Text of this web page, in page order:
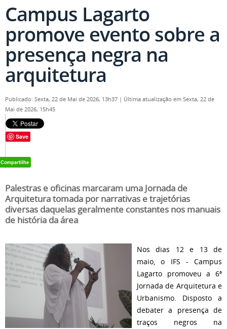
Campus Lagarto
promove evento sobre a
presença negra na
arquitetura
Publicado: Sexta, 22 de Mai de 2026, 13h37 | Última atualização em Sexta, 22 de
Mai de 2026, 15h45
Save
Palestras e oficinas marcaram uma Jornada de
Arquitetura tomada por narrativas e trajetórias
diversas daquelas geralmente constantes nos manuais
de história da área
Nos dias 12 e 13 de
maio, o IFS - Campus
Lagarto promoveu a 6ª
Jornada de Arquitetura e
Urbanismo. Disposto a
debater a presença de
traços negros na